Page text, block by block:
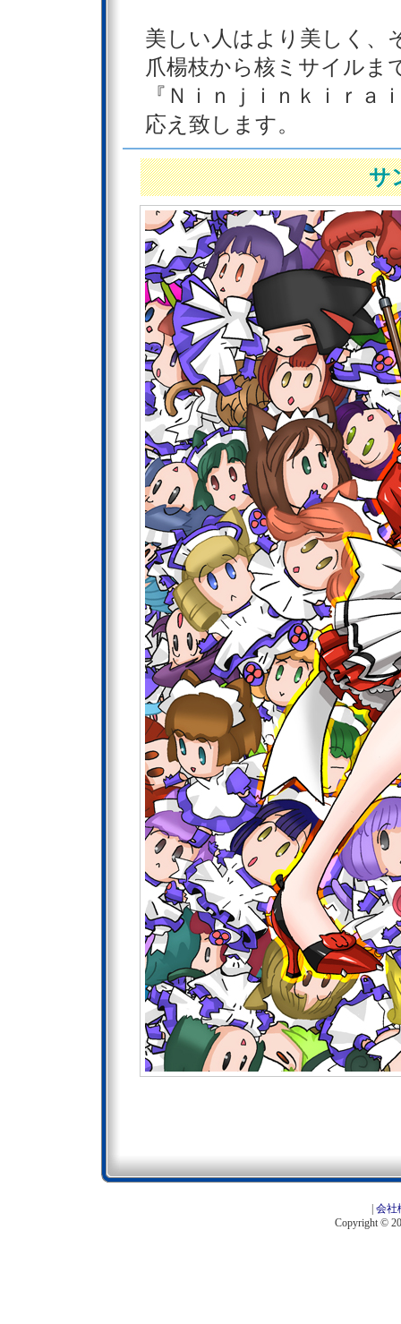
美しい人はより美しく
爪楊枝から核ミサイルま
『Ｎｉｎｊｉｎｋｉｒａ
応え致します。
サ
会社
Copyright ©